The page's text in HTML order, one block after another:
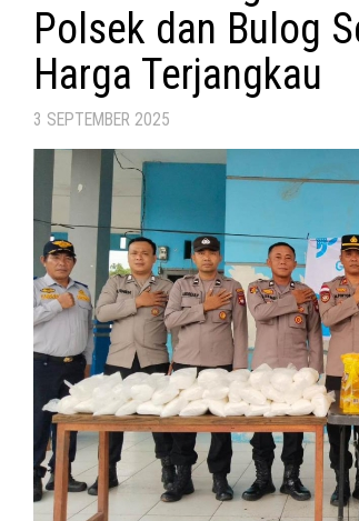
Polsek dan Bulog
Harga Terjangkau
3 SEPTEMBER 2025